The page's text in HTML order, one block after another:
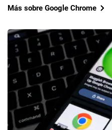
Más sobre Google Chrome